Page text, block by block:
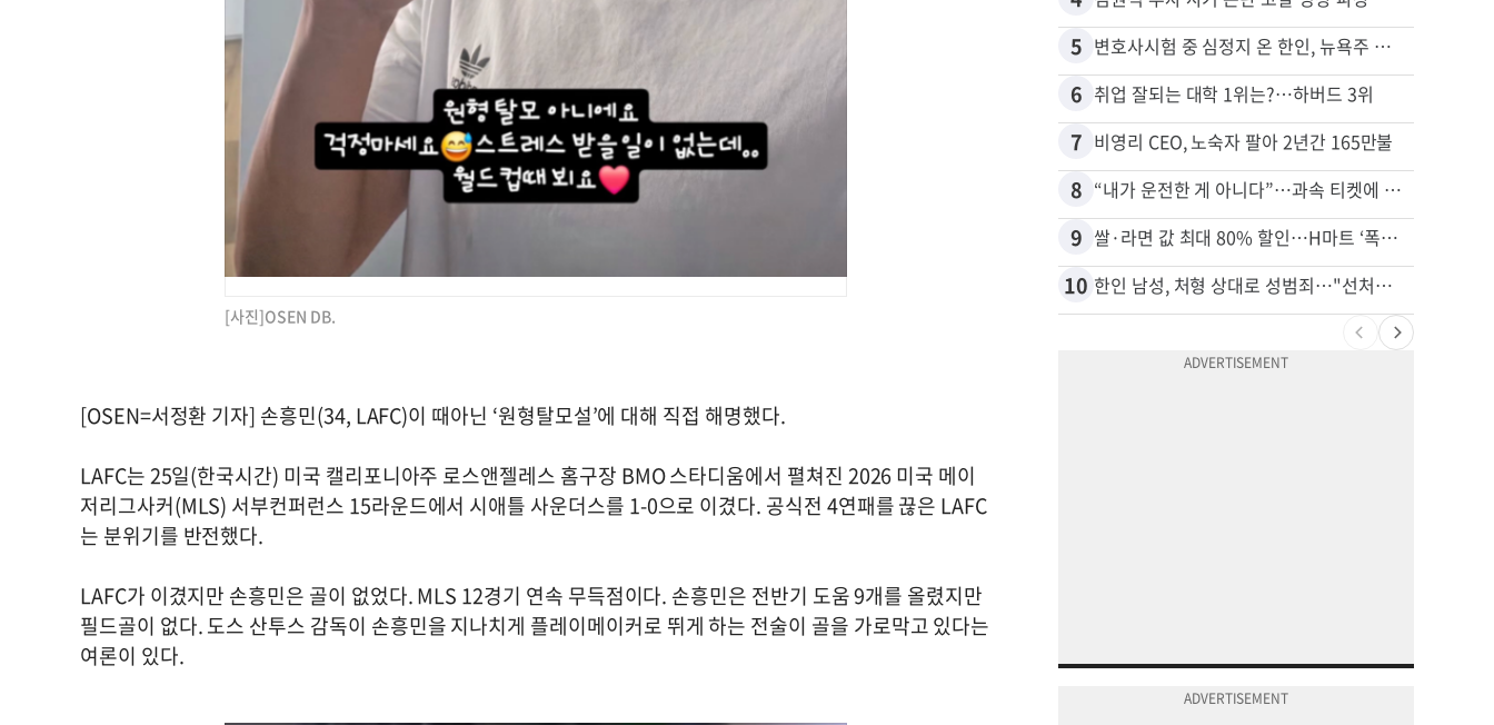
[사진]OSEN DB.
[OSEN=서정환 기자] 손흥민(34, LAFC)이 때아닌 ‘원형탈모설’에 대해 직접 해명했다.
LAFC는 25일(한국시간) 미국 캘리포니아주 로스앤젤레스 홈구장 BMO 스타디움에서 펼쳐진 2026 미국 메이
저리그사커(MLS) 서부컨퍼런스 15라운드에서 시애틀 사운더스를 1-0으로 이겼다. 공식전 4연패를 끊은 LAFC
는 분위기를 반전했다.
LAFC가 이겼지만 손흥민은 골이 없었다. MLS 12경기 연속 무득점이다. 손흥민은 전반기 도움 9개를 올렸지만
필드골이 없다. 도스 산투스 감독이 손흥민을 지나치게 플레이메이커로 뛰게 하는 전술이 골을 가로막고 있다는
여론이 있다.
5 변호사시험 중 심정지 온 한인, 뉴욕주 제소
6 취업 잘되는 대학 1위는?…하버드 3위
7 비영리 CEO, 노숙자 팔아 2년간 165만불
8 “내가 운전한 게 아니다”…과속 티켓에 오토파일럿 탓한 운전자
9 쌀·라면 값 최대 80% 할인…H마트 ‘폭탄 세일’
10 한인 남성, 처형 상대로 성범죄…"선처해줬더니 배신자 취급"